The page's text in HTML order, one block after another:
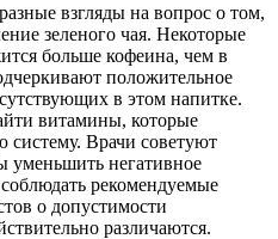
взгляды на вопрос о том,
зеленого чая. Некоторые
больше кофеина, чем в
положительное
в этом напитке.
витамины, которые
Врачи советуют
уменьшить негативное
рекомендуемые
о допустимости
различаются.